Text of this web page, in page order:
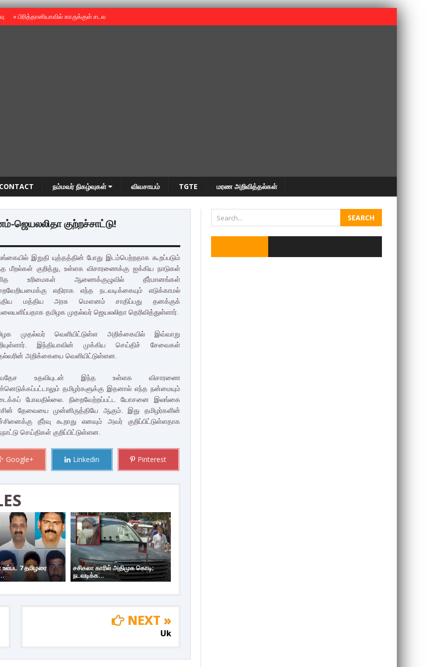
»பிரித்தானியாவில் காருக்குள் சடலம் -தமிழருடையதா ?
CONTACT நம்மவர் நிகழ்வுகள் விவசாயம் TGTE மரண அறிவித்தல்கள்
குற்றச்சாட்டு!
இறுதி யுத்தத்தின் போது இடம்பெற்றதாக கூறப்படும்
மீறல்கள் குறித்து, உள்ளக விசாரணைக்கு ஐக்கிய நாடுகள்
உரிமைகள் ஆணைக்குழுவில் தீர்மானங்கள்
எதிராக எந்த நடவடிக்கையும் எடுக்காமல்
மத்திய அரசு மௌனம் சாதிப்பது தனக்குக்
தமிழக முதல்வர் ஜெயலலிதா தெரிவித்துள்ளார்.
முதல்வர் வெளியிட்டுள்ள அறிக்கையில் இவ்வாறு
இந்தியாவின் முக்கிய செய்திச் சேவைகள்
அறிக்கையை வெளியிட்டுள்ளன.
உதவியுடன் இந்த உள்ளக விசாரணை
தமிழர்களுக்கு இதனால் எந்த நன்மையும்
போவதில்லை. நிறைவேற்றப்பட்ட யோசனை இலங்கை
தேவையை முன்னிருத்தியே ஆகும். இது தமிழர்களின்
தீர்வு கூறாது எனவும் அவர் குறிப்பிட்டுள்ளதாக
செய்திகள் குறிப்பிட்டுள்ளன.
Google+ Linkedin Pinterest
உள்பட 7 தமிழரை
சசிகலா காரில் அதிமுக கொடி;
நடவடிக்க...
NEXT »
Uk